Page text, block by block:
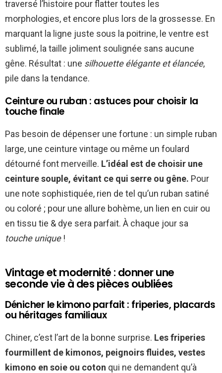
traversé l’histoire pour flatter toutes les
morphologies, et encore plus lors de la grossesse. En
marquant la ligne juste sous la poitrine, le ventre est
sublimé, la taille joliment soulignée sans aucune
gêne. Résultat : une silhouette élégante et élancée,
pile dans la tendance.
Ceinture ou ruban : astuces pour choisir la
touche finale
Pas besoin de dépenser une fortune : un simple ruban
large, une ceinture vintage ou même un foulard
détourné font merveille. L’idéal est de choisir une
ceinture souple, évitant ce qui serre ou gêne. Pour
une note sophistiquée, rien de tel qu’un ruban satiné
ou coloré ; pour une allure bohème, un lien en cuir ou
en tissu tie & dye sera parfait. À chaque jour sa
touche unique!
Vintage et modernité : donner une
seconde vie à des pièces oubliées
Dénicher le kimono parfait : friperies, placards
ou héritages familiaux
Chiner, c’est l’art de la bonne surprise. Les friperies
fourmillent de kimonos, peignoirs fluides, vestes
kimono en soie ou coton qui ne demandent qu’à